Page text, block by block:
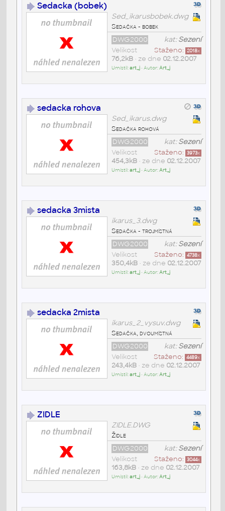
Sedacka (bobek)
Sed_ikarusbobek.dwg
Sedačka - bobek
kat:Sezení
DWG2000
Staženo: 2018x
Velikost
76,2kB• ze dne 02.12.2007
Umístil:art_j• Autor:Art_j
sedacka rohova
Sed_ikarus.dwg
Sedačka rohová
kat:Sezení
DWG2000
Staženo: 3973x
Velikost
454,3kB• ze dne 02.12.2007
Umístil:art_j• Autor:Art_j
sedacka 3mista
ikarus_3.dwg
Sedačka - trojmístná
kat:Sezení
DWG2000
Staženo: 4738x
Velikost
350,4kB• ze dne 02.12.2007
Umístil:art_j• Autor:Art_j
sedacka 2mista
ikarus_2_vysuv.dwg
Sedačka, dvoumístná
kat:Sezení
DWG2000
Staženo: 4489x
Velikost
243,4kB• ze dne 02.12.2007
Umístil:art_j• Autor:Art_j
ZIDLE
ZIDLE.DWG
Židle
kat:Sezení
DWG2000
Staženo: 3044x
Velikost
163,8kB• ze dne 02.12.2007
Umístil:art_j• Autor:Art_j